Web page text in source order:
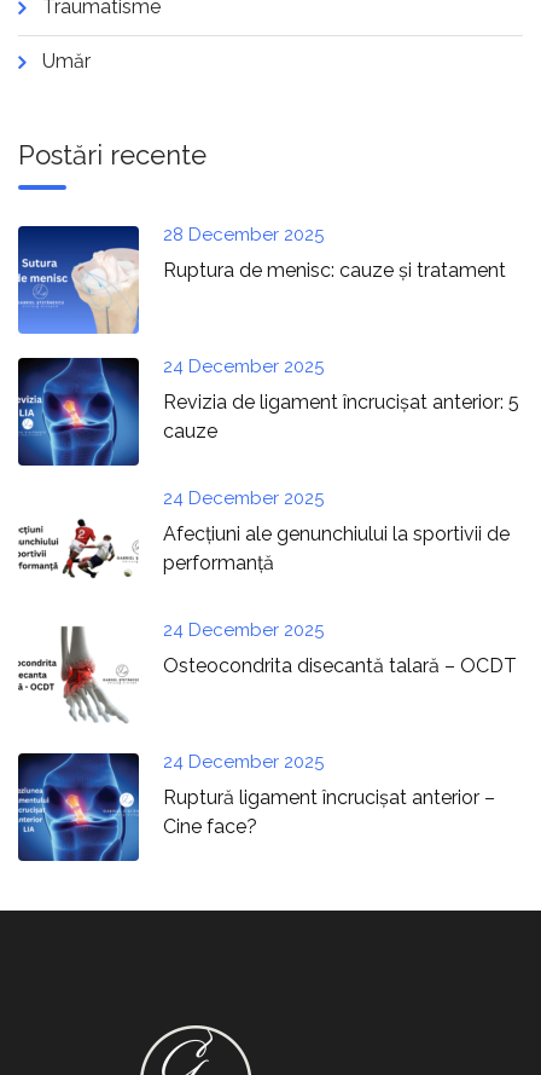
Traumatisme
Umăr
Postări recente
28 December 2025
Ruptura de menisc: cauze și tratament
24 December 2025
Revizia de ligament încrucișat anterior: 5
cauze
24 December 2025
Afecțiuni ale genunchiului la sportivii de
performanță
24 December 2025
Osteocondrita disecantă talară – OCDT
24 December 2025
Ruptură ligament încrucișat anterior –
Cine face?